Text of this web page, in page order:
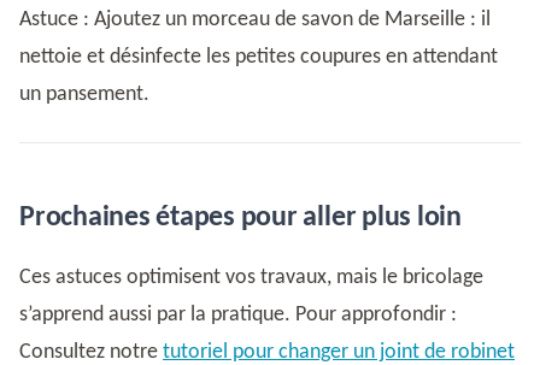
Astuce : Ajoutez un morceau de savon de Marseille : il
nettoie et désinfecte les petites coupures en attendant
un pansement.
Prochaines étapes pour aller plus loin
Ces astuces optimisent vos travaux, mais le bricolage
s’apprend aussi par la pratique. Pour approfondir :
Consultez notre tutoriel pour changer un joint de robinet